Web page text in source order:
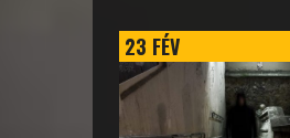
23 FÉV